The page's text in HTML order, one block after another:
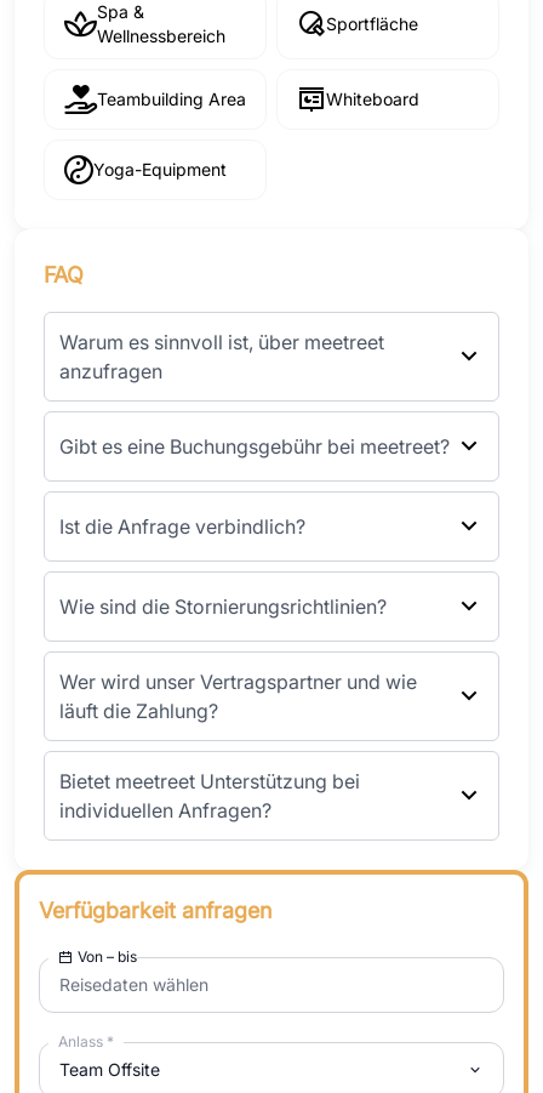
Spa &
Wellnessbereich
Sportfläche
Teambuilding Area Whiteboard
Yoga-Equipment
FAQ
Warum es sinnvoll ist, über meetreet
anzufragen
Gibt es eine Buchungsgebühr bei meetreet?
Ist die Anfrage verbindlich?
Wie sind die Stornierungsrichtlinien?
Wer wird unser Vertragspartner und wie
läuft die Zahlung?
Bietet meetreet Unterstützung bei
individuellen Anfragen?
Verfügbarkeit anfragen
Reisedaten wählen
Von – bis
Team Offsite
Anlass *